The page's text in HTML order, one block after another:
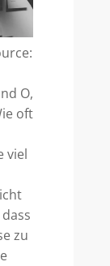
O,
oft
viel
zu